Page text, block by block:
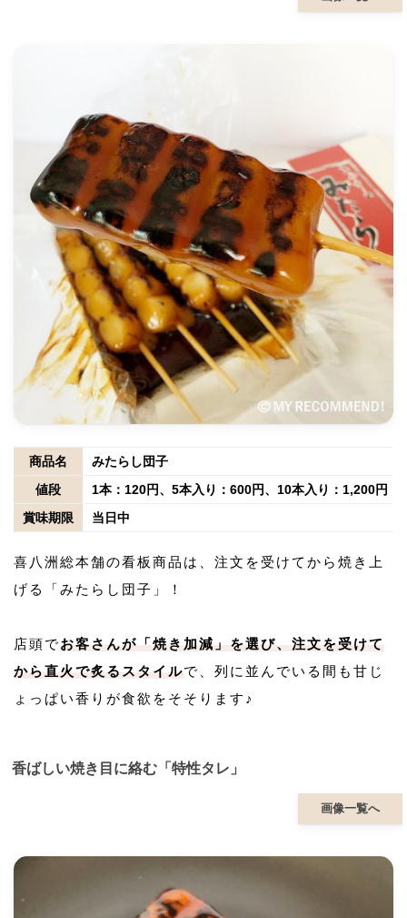
商品名
みたらし団子
値段
1本：120円、5本入り：600円、10本入り：1,200円（
賞味期限
当日中
喜八洲総本舗の看板商品は、注文を受けてから焼き上
げる「みたらし団子」！
店頭でお客さんが「焼き加減」を選び、注文を受けて
から直火で炙るスタイルで、列に並んでいる間も甘じ
ょっぱい香りが食欲をそそります♪
香ばしい焼き目に絡む「特性タレ」
画像一覧へ